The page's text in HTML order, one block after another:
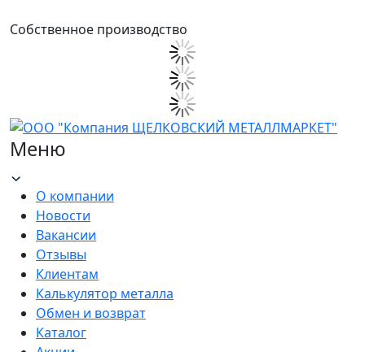
Собственное производство
Меню
О компании
Новости
Вакансии
Отзывы
Клиентам
Калькулятор металла
Обмен и возврат
Каталог